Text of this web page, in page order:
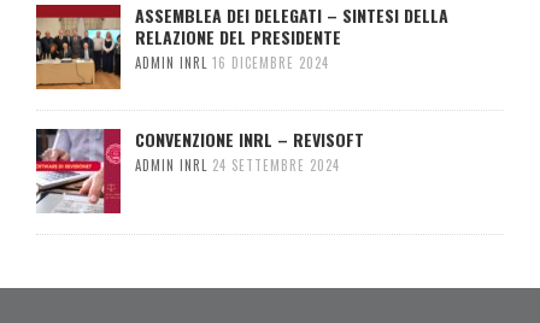
ASSEMBLEA DEI DELEGATI – SINTESI DELLA
RELAZIONE DEL PRESIDENTE
ADMIN INRL 16 DICEMBRE 2024
CONVENZIONE INRL – REVISOFT
ADMIN INRL 24 SETTEMBRE 2024